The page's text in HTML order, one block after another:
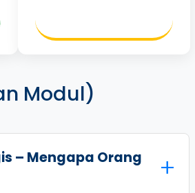
Modul)
– Mengapa Orang